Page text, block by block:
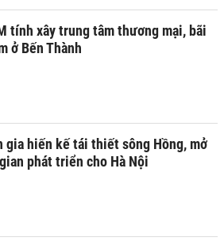
tính xây trung tâm thương mại, bãi
ở Bến Thành
gia hiến kế tái thiết sông Hồng, mở
phát triển cho Hà Nội